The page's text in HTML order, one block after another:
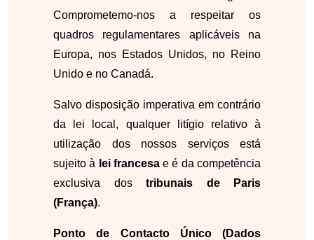
Comprometemo-nos a respeitar os
quadros regulamentares aplicáveis na
Europa, nos Estados Unidos, no Reino
Unido e no Canadá.
Salvo disposição imperativa em contrário
da lei local, qualquer litígio relativo à
utilização dos nossos serviços está
sujeito à lei francesae é da competência
exclusiva dos tribunais de Paris
(França).
Ponto de Contacto Único (Dados